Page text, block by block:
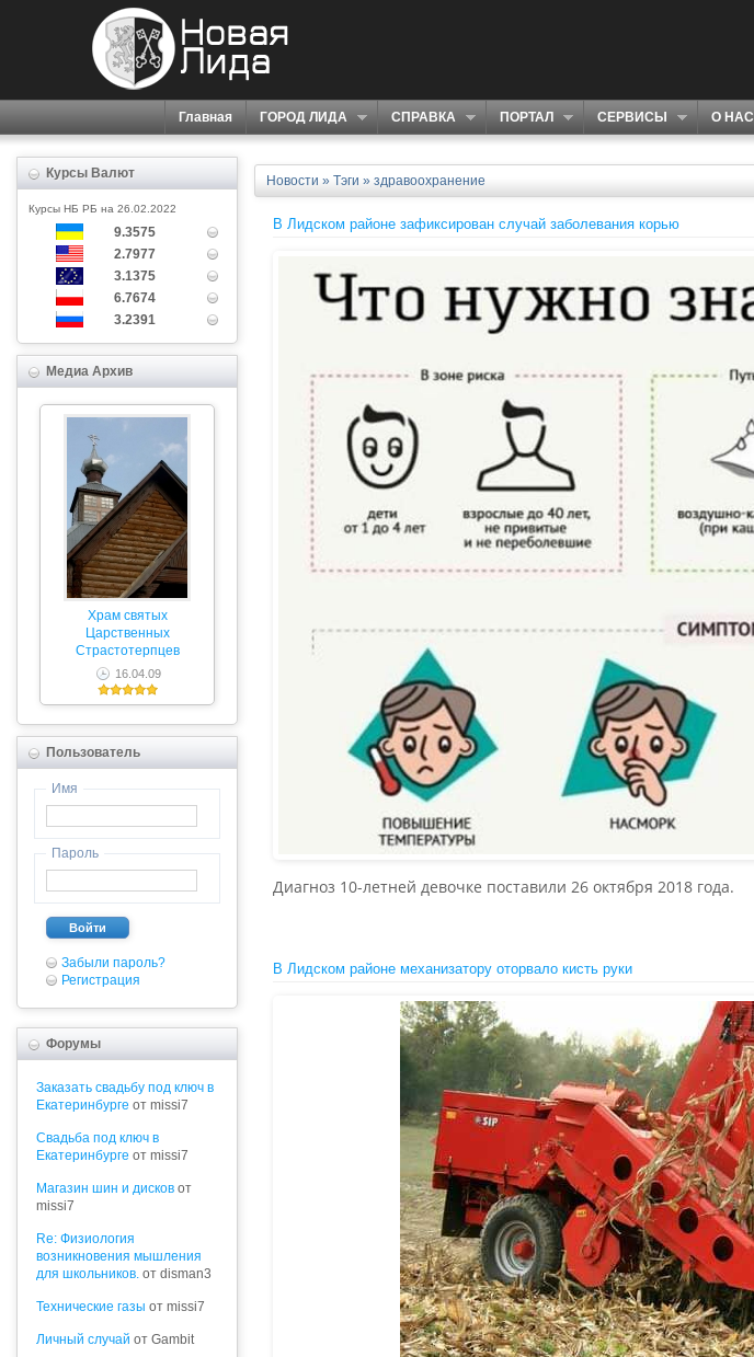
Главная ГОРОД ЛИДА СПРАВКА ПОРТАЛ СЕРВИСЫ О НАС
Курсы Валют
Курсы НБ РБ на 26.02.2022
9.3575
2.7977
3.1375
6.7674
3.2391
Медиа Архив
Храм святых
Царственных
Страстотерпцев
16.04.09
Пользователь
Имя
Пароль
Войти
Забыли пароль?
Регистрация
Форумы
Заказать свадьбу под ключ в
Екатеринбурге от missi7
Cвадьба под ключ в
Екатеринбурге от missi7
Магазин шин и дисков от
missi7
Re: Физиология
возникновения мышления
для школьников. от disman3
Технические газы от missi7
Личный случай от Gambit
Новости » Тэги » здравоохранение
В Лидском районе зафиксирован случай заболевания корью
Диагноз 10-летней девочке поставили 26 октября 2018 года.
В Лидском районе механизатору оторвало кисть руки